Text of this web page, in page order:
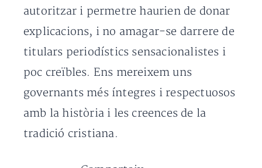
autoritzar i permetre haurien de donar
explicacions, i no amagar-se darrere de
titulars periodístics sensacionalistes i
poc creïbles. Ens mereixem uns
governants més íntegres i respectuosos
amb la història i les creences de la
tradició cristiana.